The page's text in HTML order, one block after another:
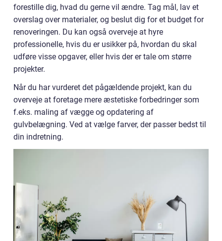
forestille dig, hvad du gerne vil ændre. Tag mål, lav et
overslag over materialer, og beslut dig for et budget for
renoveringen. Du kan også overveje at hyre
professionelle, hvis du er usikker på, hvordan du skal
udføre visse opgaver, eller hvis der er tale om større
projekter.
Når du har vurderet det pågældende projekt, kan du
overveje at foretage mere æstetiske forbedringer som
f.eks. maling af vægge og opdatering af
gulvbelægning. Ved at vælge farver, der passer bedst til
din indretning.